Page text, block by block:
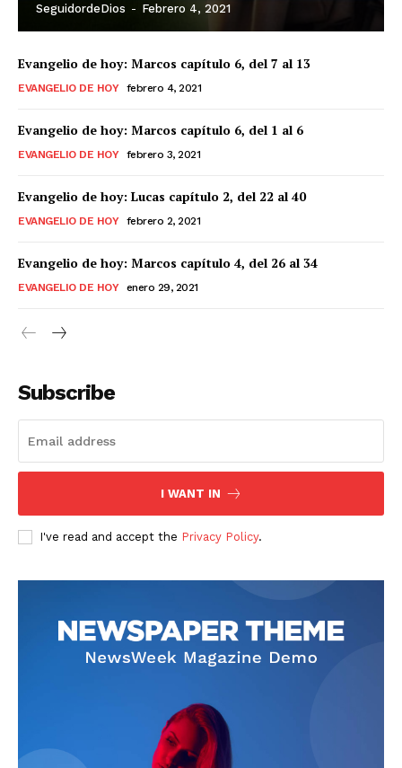
SeguidordeDios - Febrero 4, 2021
Evangelio de hoy: Marcos capítulo 6, del 7 al 13
EVANGELIO DE HOY febrero 4, 2021
Evangelio de hoy: Marcos capítulo 6, del 1 al 6
EVANGELIO DE HOY febrero 3, 2021
Evangelio de hoy: Lucas capítulo 2, del 22 al 40
EVANGELIO DE HOY febrero 2, 2021
Evangelio de hoy: Marcos capítulo 4, del 26 al 34
EVANGELIO DE HOY enero 29, 2021
Subscribe
I WANT IN
I've read and accept the Privacy Policy.